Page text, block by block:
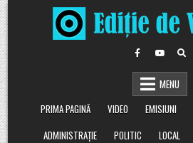
Skip
to
content
MENU
PRIMA PAGINĂ
VIDEO EMISIUNI
ADMINISTRAȚIE
POLITIC LOCAL